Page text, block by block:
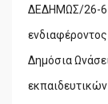
ΔΕΔΗΜΩΣ/26-
Δημόσια